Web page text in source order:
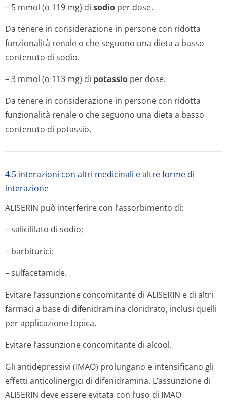
– 5 mmol (o 119 mg) di sodio per dose.
Da tenere in considerazione in persone con ridotta
funzionalità renale o che seguono una dieta a basso
contenuto di sodio.
– 3 mmol (o 113 mg) di potassio per dose.
Da tenere in considerazione in persone con ridotta
funzionalità renale o che seguono una dieta a basso
contenuto di potassio.
4.5 interazioni con altri medicinali e altre forme di
interazione
ALISERIN può interferire con l’assorbimento di:
– salicililato di sodio;
– barbiturici;
– sulfacetamide.
Evitare l’assunzione concomitante di ALISERIN e di altri
farmaci a base di difenidramina cloridrato, inclusi quelli
per applicazione topica.
Evitare l’assunzione concomitante di alcool.
Gli antidepressivi (IMAO) prolungano e intensificano gli
effetti anticolinergici di difenidramina. L’assunzione di
ALISERIN deve essere evitata con l’uso di IMAO